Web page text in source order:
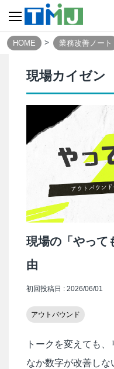
HOME 業務改善ノート
現場カイゼン
アウトバウンド
初回投稿日 : 2026/06/01
現場の「やって
由
トークを変えても
なか数字が改善しな